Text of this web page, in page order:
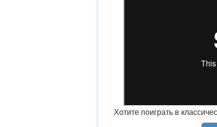
Хотите поиграть в